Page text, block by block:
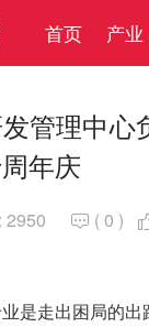
首页 产业
管理中
年庆
2950  (0 )
是走出困局的出